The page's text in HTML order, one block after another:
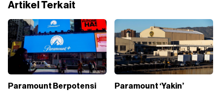
Artikel Terkait
Paramount Berpotensi
Paramount ‘Yakin’